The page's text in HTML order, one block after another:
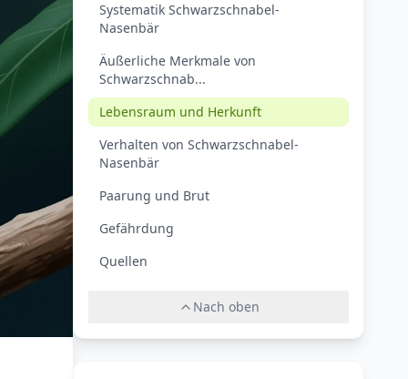
Systematik Schwarzschnabel-
Nasenbär
Äußerliche Merkmale von
Schwarzschnab...
Lebensraum und Herkunft
Verhalten von Schwarzschnabel-
Nasenbär
Paarung und Brut
Gefährdung
Quellen
Nach oben